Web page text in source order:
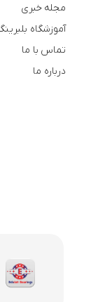
مجله خبری
آموزشگاه
تماس با ما
درباره ما